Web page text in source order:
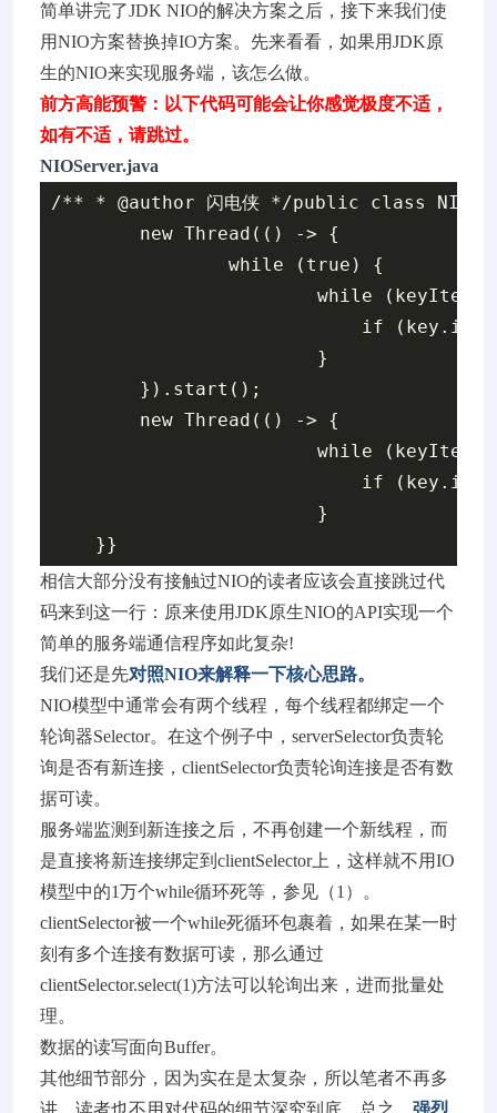
简单讲完了JDK NIO的解决方案之后，接下来我们使
用NIO方案替换掉IO方案。先来看看，如果用JDK原
生的NIO来实现服务端，该怎么做。
前方高能预警：以下代码可能会让你感觉极度不适，
如有不适，请跳过。
NIOServer.java
/** * @author 闪电侠 */public class
new Thread(() -> {
while (true) {
while
if
}
        }).start();
new Thread(() -> {
while
if
}
相信大部分没有接触过NIO的读者应该会直接跳过代
码来到这一行：原来使用JDK原生NIO的API实现一个
简单的服务端通信程序如此复杂!
我们还是先对照NIO来解释一下核心思路。
NIO模型中通常会有两个线程，每个线程都绑定一个
轮询器Selector。在这个例子中，serverSelector负责轮
询是否有新连接，clientSelector负责轮询连接是否有数
据可读。
服务端监测到新连接之后，不再创建一个新线程，而
是直接将新连接绑定到clientSelector上，这样就不用IO
模型中的1万个while循环死等，参见（1）。
clientSelector被一个while死循环包裹着，如果在某一时
刻有多个连接有数据可读，那么通过
clientSelector.select(1)方法可以轮询出来，进而批量处
理。
数据的读写面向Buffer。
其他细节部分，因为实在是太复杂，所以笔者不再多
讲，读者也不用对代码的细节深究到底。总之， 强烈